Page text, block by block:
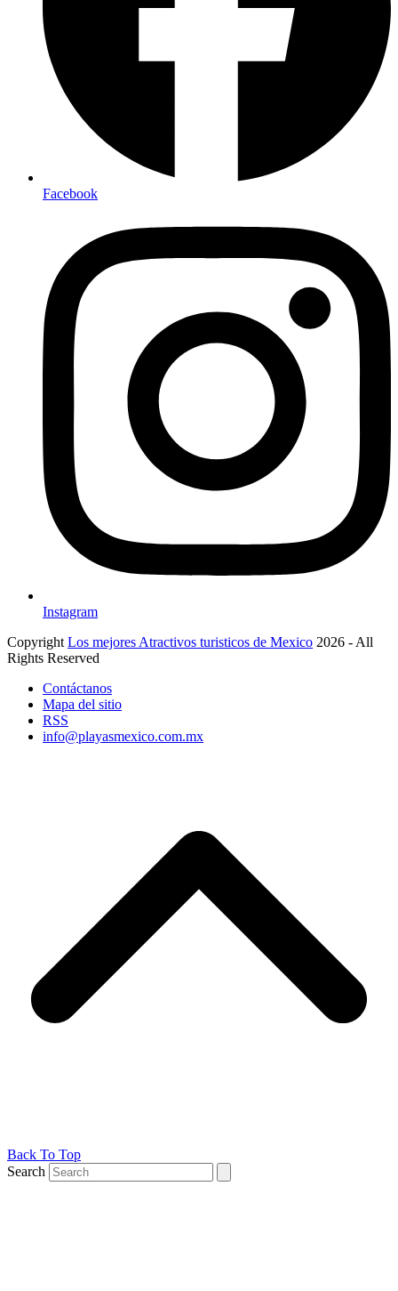
Facebook
Instagram
Copyright Los mejores Atractivos turisticos de Mexico 2026 - All
Rights Reserved
Contáctanos
Mapa del sitio
RSS
info@playasmexico.com.mx
Back To Top
Search